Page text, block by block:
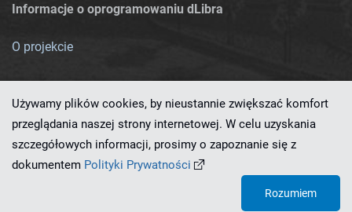
Informacje o oprogramowaniu dLibra
O projekcie
Ten serwis działa dzięki oprogramowaniu
Używamy plików cookies, by nieustannie zwiększać komfort
przeglądania naszej strony internetowej. W celu uzyskania
szczegółowych informacji, prosimy o zapoznanie się z
dokumentem Polityki Prywatności
Rozumiem